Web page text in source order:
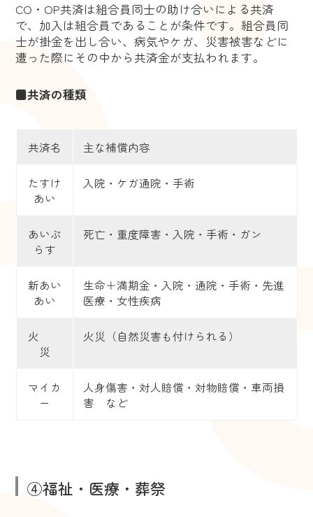
CO・OP共済は組合員同士の助け合いによる共済
で、加入は組合員であることが条件です。組合員同
士が掛金を出し合い、病気やケガ、災害被害などに
遭った際にその中から共済金が支払われます。
■共済の種類
共済名 主な補償内容
たすけ
あい
入院・ケガ通院・手術
あいぷ
らす
死亡・重度障害・入院・手術・ガン
新あい
あい
生命＋満期金・入院・通院・手術・先進
医療・女性疾病
火
災
火災（自然災害も付けられる）
マイカ
ー
人身傷害・対人賠償・対物賠償・車両損
害 など
④福祉・医療・葬祭